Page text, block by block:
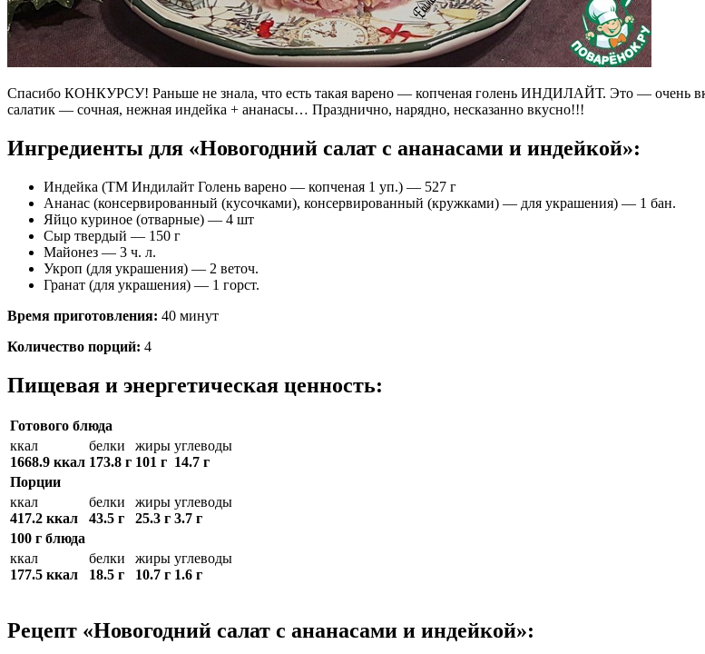
Спасибо КОНКУРСУ! Раньше не знала, что есть такая варено — копченая голень ИНДИЛАЙТ. Это — очень
салатик — сочная, нежная индейка + ананасы… Празднично, нарядно, несказанно вкусно!!!
Ингредиенты для «Новогодний салат с ананасами и индейкой»:
Индейка (ТМ Индилайт Голень варено — копченая 1 уп.) — 527 г
Ананас (консервированный (кусочками), консервированный (кружками) — для украшения) — 1 бан.
Яйцо куриное (отварные) — 4 шт
Сыр твердый — 150 г
Майонез — 3 ч. л.
Укроп (для украшения) — 2 веточ.
Гранат (для украшения) — 1 горст.
Время приготовления: 40 минут
Количество порций: 4
Пищевая и энергетическая ценность:
Готового блюда
ккал
1668.9 ккал
белки
173.8 г
жиры
101 г
углеводы
14.7 г
Порции
ккал
417.2 ккал
белки
43.5 г
жиры
25.3 г
углеводы
3.7 г
100 г блюда
ккал
177.5 ккал
белки
18.5 г
жиры
10.7 г
углеводы
1.6 г
Рецепт «Новогодний салат с ананасами и индейкой»: